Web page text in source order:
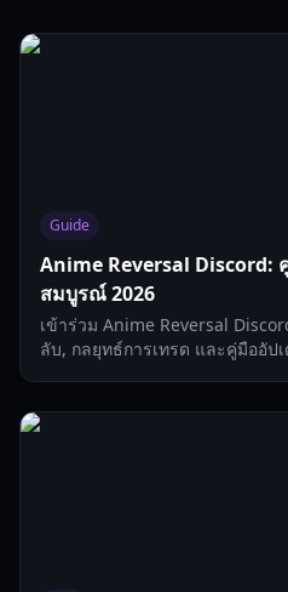
Guide
Anime Reversal Discord:
สมบูรณ์ 2026
เข้าร่วม Anime Reversal
ลับ, กลยุทธ์การเทรด และคู่มืออัป